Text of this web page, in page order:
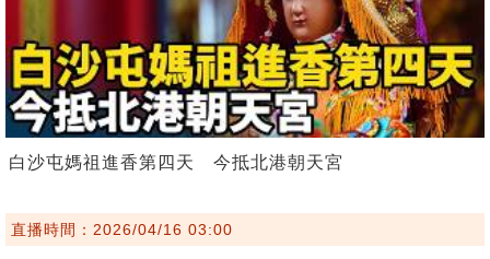
白沙屯媽祖進香第四天 今抵北港朝天宮
直播時間：2026/04/16 03:00